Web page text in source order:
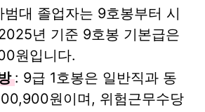
범대 졸업자는 9호봉부터 시
년 기준 9호봉 기본급은
원입니다.
: 9급 1호봉은 일반직과 동
원이며, 위험근무수당